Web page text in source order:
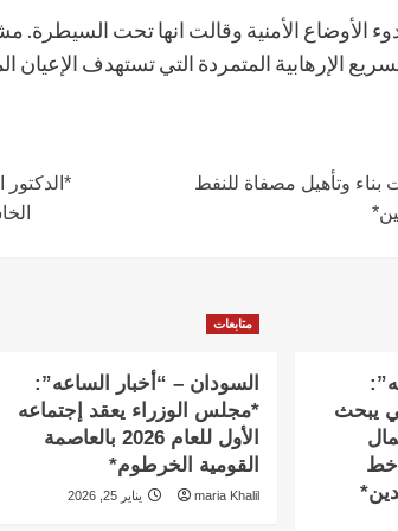
الأوضاع الأمنية وقالت انها تحت
الإرهابية المتمردة التي تستهدف الإعيان
وتأهيل مصفاة للنفط
*الدكتور
الخاسرة (7-7)*
يبحث
خط
متابعات
السودان – “أخبار الساعه”:
*مجلس الوزراء يعقد إجتماعه
الأول للعام 2026 بالعاصمة
القومية الخرطوم*
maria Khalil يناير 25, 2026